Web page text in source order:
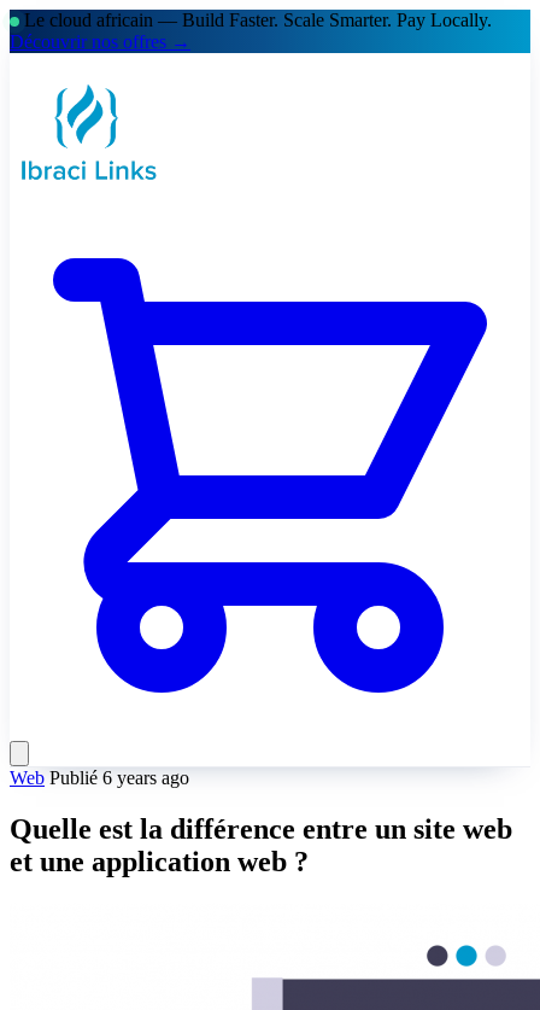
Le cloud africain — Build Faster. Scale Smarter. Pay Locally.
Découvrir nos offres →
Web Publié 6 years ago
Quelle est la différence entre un site web
et une application web ?